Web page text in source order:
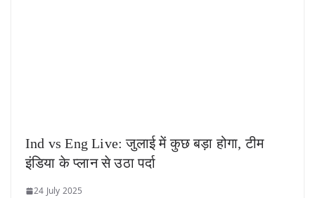
Ind vs Eng Live: जुलाई में कुछ बड़ा होगा, टीम
इंडिया के प्लान से उठा पर्दा
24 July 2025